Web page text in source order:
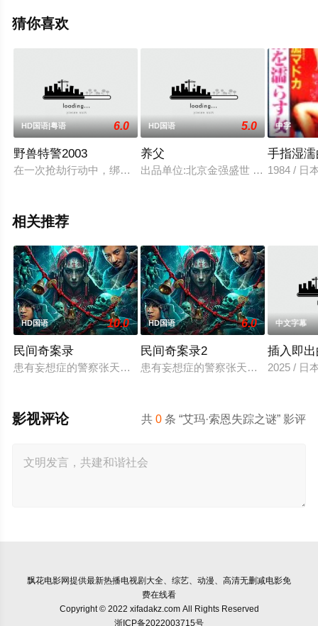
息可移步至豆瓣电影、电视猫或剧情网等平台了解。
猜你喜欢
HD国语|粤语 6.0
野兽特警2003
在一次抢劫行动中，绑匪拒捕、杀人、挟持人质，警方要求飞
HD国语 5.0
养父
出品单位:北京金强盛世 文化传播有
中字
手指湿
1984 / 日
相关推荐
HD国语 10.0
民间奇案录
患有妄想症的警察张天盛遇上一起离奇的神像杀人事件，勘案过
HD国语 6.0
民间奇案录2
患有妄想症的警察张天盛遇上一起离
中文字幕
插入即
2025 / 日
共0 条 “艾玛·索恩失踪之谜” 影评
影视评论
飘花电影网提供最新热播电视剧大全、综艺、动漫、高清无删减电影免
费在线看
Copyright © 2022 xifadakz.com All Rights Reserved
浙ICP备2022003715号